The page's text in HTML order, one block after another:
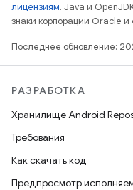
лицензиям. Java и
знаки корпорации Oracle
Последнее обновление:
РАЗРАБОТКА
Хранилище Android
Требования
Как скачать код
Предпросмотр